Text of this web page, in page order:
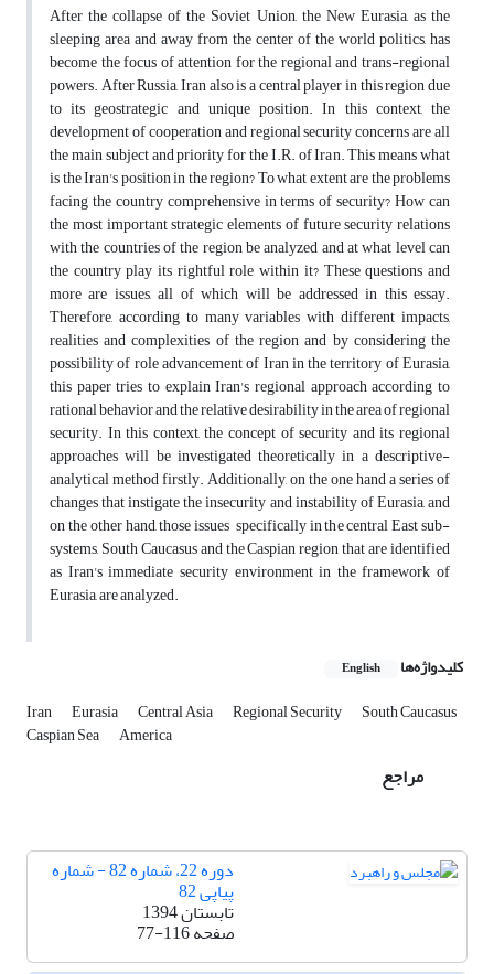
After the collapse of the Soviet Union, the New Eurasia, as the
sleeping area and away from the center of the world politics, has
become the focus of attention for the regional and trans-regional
powers. After Russia, Iran also is a central player in this region due
to its geostrategic and unique position. In this context, the
development of cooperation and regional security concerns are all
the main subject and priority for the I.R. of Iran. This means what
is the Iran's position in the region? To what extent are the problems
facing the country comprehensive in terms of security? How can
the most important strategic elements of future security relations
with the countries of the region be analyzed and at what level can
the country play its rightful role within it? These questions and
more are issues, all of which will be addressed in this essay.
Therefore, according to many variables with different impacts,
realities and complexities of the region and by considering the
possibility of role advancement of Iran in the territory of Eurasia,
this paper tries to explain Iran's regional approach according to
rational behavior and the relative desirability in the area of regional
security. In this context, the concept of security and its regional
approaches will be investigated theoretically in a descriptive-
analytical method firstly. Additionally, on the one hand a series of
changes that instigate the insecurity and instability of Eurasia, and
on the other hand, those issues specifically in the central East sub-
systems, South Caucasus and the Caspian region that are identified
as Iran's immediate security environment in the framework of
Eurasia, are analyzed.
کلیدواژه‌ها English
Iran Eurasia Central Asia Regional Security South Caucasus
Caspian Sea America
مراجع
دوره 22، شماره 82 - شماره
پیاپی 82
تابستان 1394
صفحه77-116